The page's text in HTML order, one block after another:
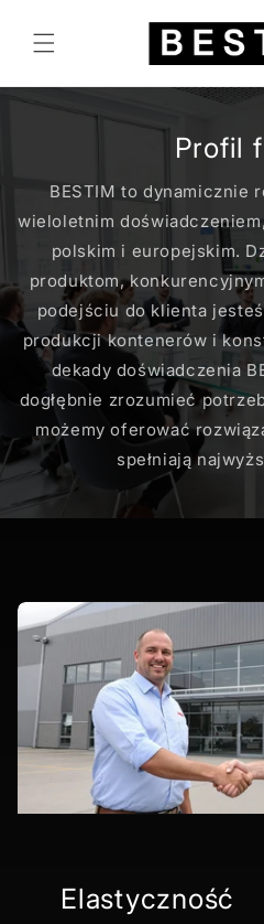
treści
Profil
BESTIM to dynamicznie
wieloletnim
polskim i europejskim.
produktom,
podejściu do klienta
produkcji kontenerów i
dekady doświadczenia
dogłębnie zrozumieć
możemy oferować
spełniają
Elastyczność